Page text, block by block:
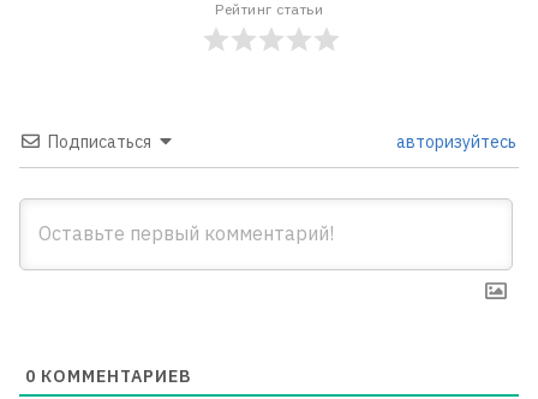
Рейтинг статьи
Подписаться авторизуйтесь
0 КОММЕНТАРИЕВ